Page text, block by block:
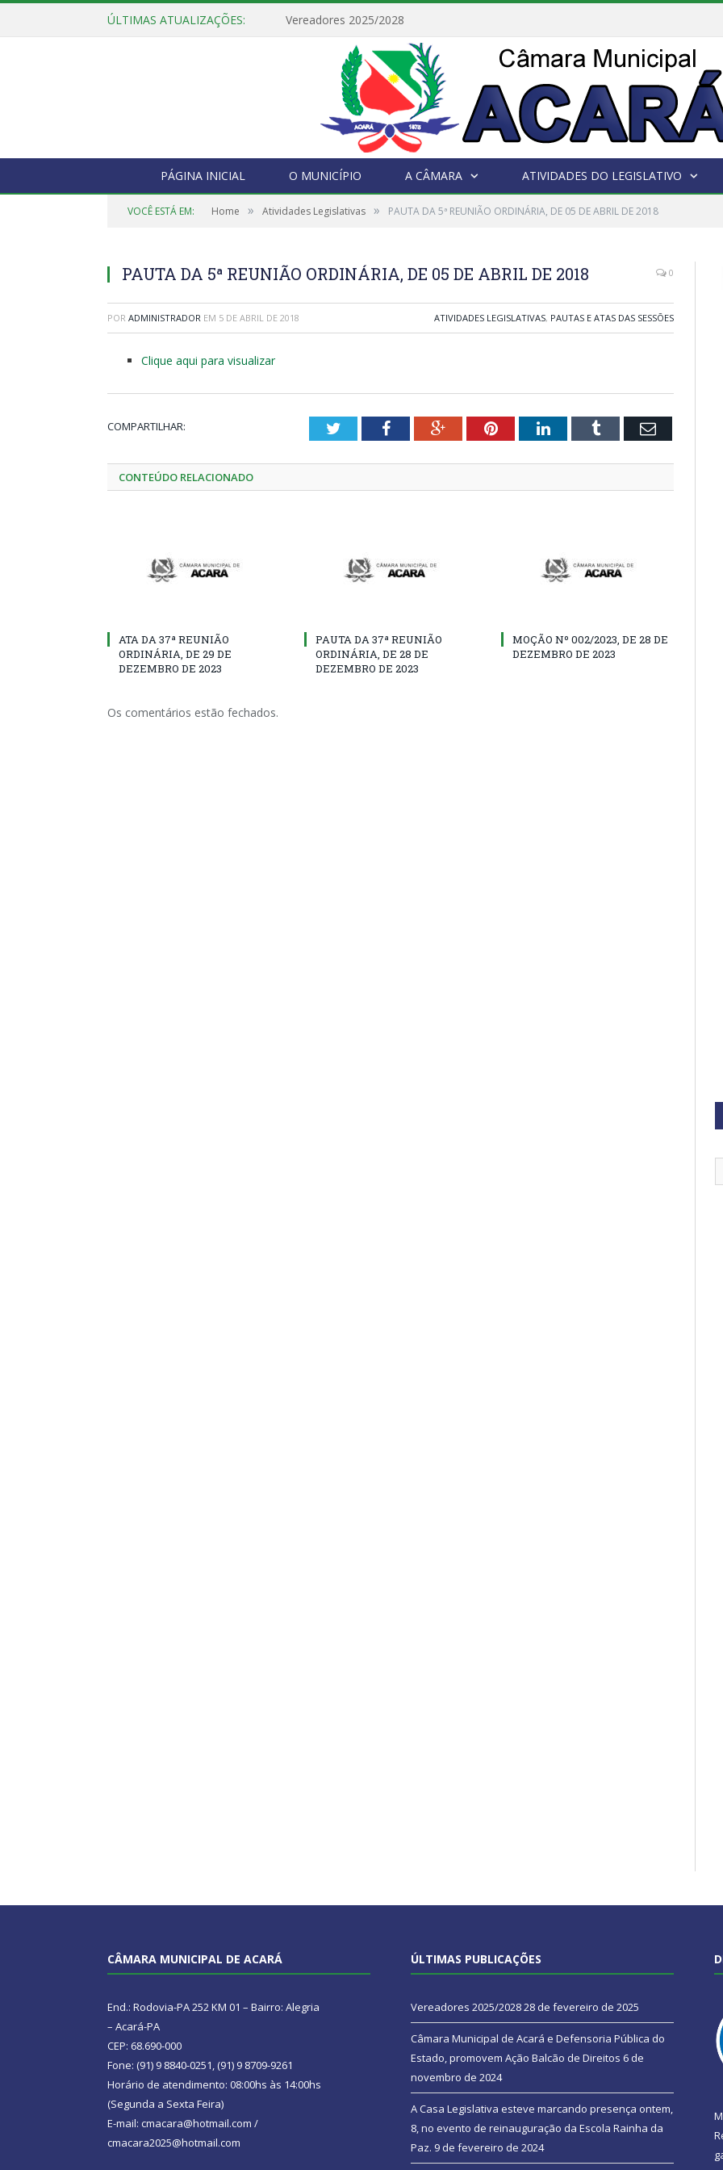
ÚLTIMAS ATUALIZAÇÕES: Vereadores 2025/2028
PÁGINA INICIAL O MUNICÍPIO A CÂMARA ATIVIDADES DO LEGISLATIVO
VOCÊ ESTÁ EM: Home » Atividades Legislativas » PAUTA DA 5ª REUNIÃO ORDINÁRIA, DE 05 DE ABRIL DE 2018
PAUTA DA 5ª REUNIÃO ORDINÁRIA, DE 05 DE ABRIL DE 2018 0
POR ADMINISTRADOR EM 5 DE ABRIL DE 2018 ATIVIDADES LEGISLATIVAS, PAUTAS E ATAS DAS SESSÕES
Clique aqui para visualizar
COMPARTILHAR: TwitterFacebookGoogle+PinterestLinkedInTumblr Email
CONTEÚDO RELACIONADO
ATA DA 37ª REUNIÃO
ORDINÁRIA, DE 29 DE
DEZEMBRO DE 2023
PAUTA DA 37ª REUNIÃO
ORDINÁRIA, DE 28 DE
DEZEMBRO DE 2023
MOÇÃO Nº 002/2023, DE 28 DE
DEZEMBRO DE 2023
Os comentários estão fechados.
CÂMARA MUNICIPAL DE ACARÁ
End.: Rodovia-PA 252 KM 01 – Bairro: Alegria
– Acará-PA
CEP: 68.690-000
Fone: (91) 9 8840-0251, (91) 9 8709-9261
Horário de atendimento: 08:00hs às 14:00hs
(Segunda a Sexta Feira)
E-mail: cmacara@hotmail.com /
cmacara2025@hotmail.com
ÚLTIMAS PUBLICAÇÕES
Vereadores 2025/202828 de fevereiro de 2025
Câmara Municipal de Acará e Defensoria Pública do
Estado, promovem Ação Balcão de Direitos 6 de
novembro de 2024
A Casa Legislativa esteve marcando presença ontem,
8, no evento de reinauguração da Escola Rainha da
Paz. 9 de fevereiro de 2024